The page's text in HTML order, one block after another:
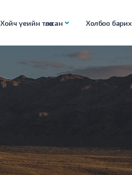
Хойч үеийн төлөө сан Холбоо барих